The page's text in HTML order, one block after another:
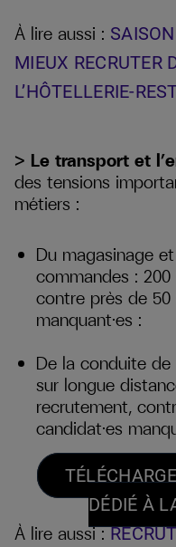
À lire aussi :
MIEUX RECRUTER
L’HÔTELLERIE-
> Le transport et
des tensions
métiers :
Du magasinage
commandes :
contre près de 50
manquant·es :
De la conduite
sur longue
recrutement,
candidat·es
DÉDIÉ À
À lire aussi :